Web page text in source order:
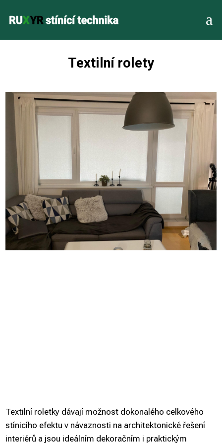
a
Textilní rolety
Textilní roletky dávají možnost dokonalého celkového
stínicího efektu v návaznosti na architektonické řešení
interiérů a jsou ideálním dekoračním i praktickým